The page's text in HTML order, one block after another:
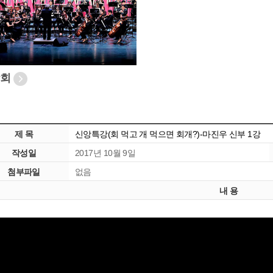
제 목
신앙특강(회 먹고 개 먹으면 회개?)-마진우 신부 1강
작성일
2017년 10월 9일
첨부파일
없음
내 용